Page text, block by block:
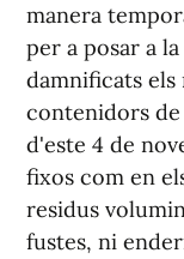
manera
per a posar a
damnificats els
contenidors
d'este 4 de
fixos com en
residus
fustes, ni